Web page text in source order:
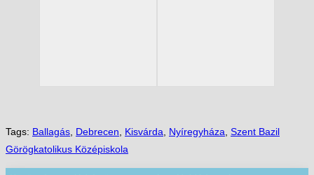
Tags: Ballagás Debrecen Kisvárda Nyíregyháza Szent Bazil
Görögkatolikus Középiskola